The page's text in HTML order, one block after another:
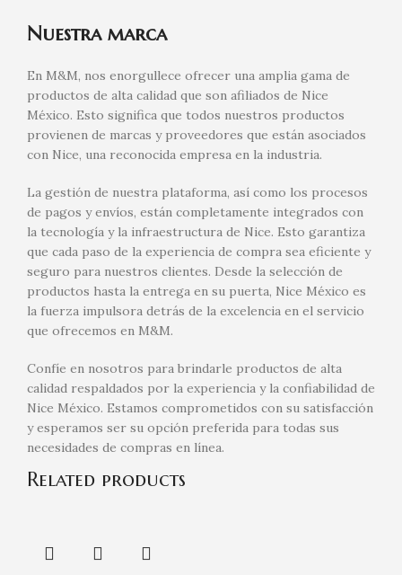
Nuestra marca
En M&M, nos enorgullece ofrecer una amplia gama de
productos de alta calidad que son afiliados de Nice
México. Esto significa que todos nuestros productos
provienen de marcas y proveedores que están asociados
con Nice, una reconocida empresa en la industria.
La gestión de nuestra plataforma, así como los procesos
de pagos y envíos, están completamente integrados con
la tecnología y la infraestructura de Nice. Esto garantiza
que cada paso de la experiencia de compra sea eficiente y
seguro para nuestros clientes. Desde la selección de
productos hasta la entrega en su puerta, Nice México es
la fuerza impulsora detrás de la excelencia en el servicio
que ofrecemos en M&M.
Confíe en nosotros para brindarle productos de alta
calidad respaldados por la experiencia y la confiabilidad de
Nice México. Estamos comprometidos con su satisfacción
y esperamos ser su opción preferida para todas sus
necesidades de compras en línea.
Related products